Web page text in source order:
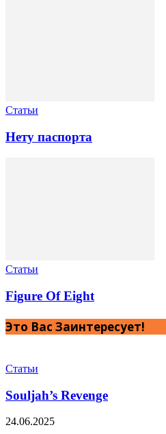
Статьи
Нету паспорта
Статьи
Figure Of Eight
Это Вас Заинтересует!
Статьи
Souljah’s Revenge
24.06.2025